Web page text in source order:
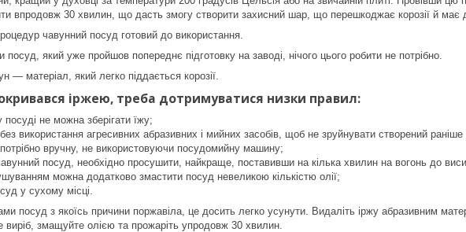
впродовж 30 хвилин, що дасть змогу створити захисний шар, що перешкоджає корозії й має
чавунний посуд готовий до використання.
який уже пройшов попереднє підготовку на заводі, нічого цього робити не потрібно.
— матеріал, який легко піддається корозії.
іржею, треба дотримуватися низки правил:
не можна зберігати їжу;
використання агресивних абразивних і мийних засобів, щоб не зруйнувати створений
вручну, не використовуючи посудомийну машину;
посуд, необхідно просушити, найкраще, поставивши на кілька хвилин на вогонь до
можна додатково змастити посуд невеликою кількістю олії;
у сухому місці.
посуд з якоїсь причини поржавіла, це досить легко усунути. Видаліть іржу абразивним
змащуйте олією та прожаріть упродовж 30 хвилин.